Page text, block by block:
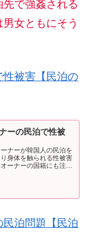
先で強姦される
女ともにそう
性被害【民泊の
ーの民泊で性被
ナーが韓国人の民泊を
身体を触られる性被害
ーナーの国籍にも注意
民泊問題【民泊